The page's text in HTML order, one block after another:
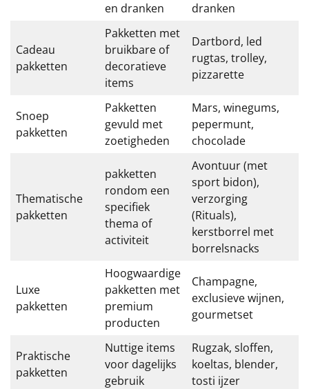
Ideeën
Doe het zelf
Sinterklaaspakketten
Kerstgeschenken 2026
Relatiegeschenken
Cadeaubon
Per stuk
Alle overige
en dranken
dranken
Cadeau
pakketten
Pakketten met
bruikbare of
decoratieve
items
Dartbord, led
rugtas, trolley,
pizzarette
Snoep
pakketten
Pakketten
gevuld met
zoetigheden
Mars, winegums,
pepermunt,
chocolade
Thematische
pakketten
pakketten
rondom een
specifiek
thema of
activiteit
Avontuur (met
sport bidon),
verzorging
(Rituals),
kerstborrel met
borrelsnacks
Luxe
pakketten
Hoogwaardige
pakketten met
premium
producten
Champagne,
exclusieve wijnen,
gourmetset
Praktische
pakketten
Nuttige items
voor dagelijks
gebruik
Rugzak, sloffen,
koeltas, blender,
tosti ijzer